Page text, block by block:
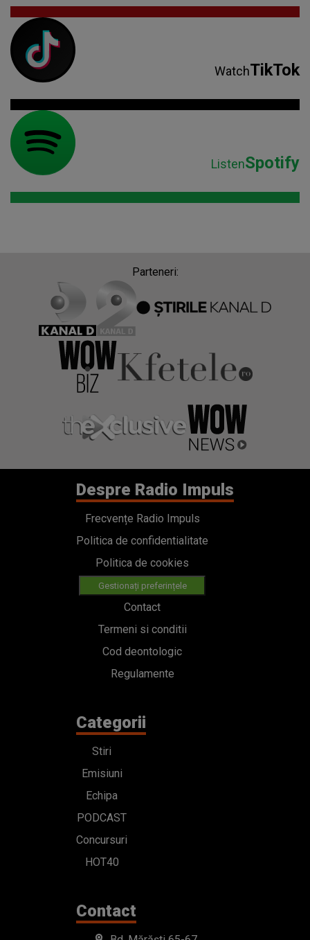
WatchTikTok
ListenSpotify
Parteneri:
Despre Radio Impuls
Frecvențe Radio Impuls
Politica de confidentialitate
Politica de cookies
Gestionați preferințele
Contact
Termeni si conditii
Cod deontologic
Regulamente
Categorii
Stiri
Emisiuni
Echipa
PODCAST
Concursuri
HOT40
Contact